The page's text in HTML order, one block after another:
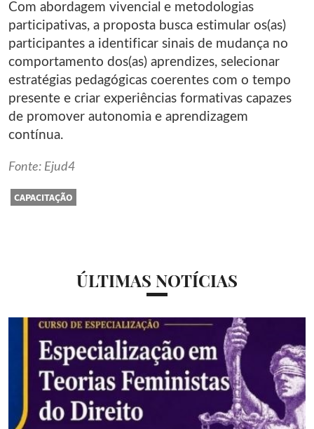
Com abordagem vivencial e metodologias
participativas, a proposta busca estimular os(as)
participantes a identificar sinais de mudança no
comportamento dos(as) aprendizes, selecionar
estratégias pedagógicas coerentes com o tempo
presente e criar experiências formativas capazes
de promover autonomia e aprendizagem
contínua.
Fonte: Ejud4
CAPACITAÇÃO
ÚLTIMAS NOTÍCIAS